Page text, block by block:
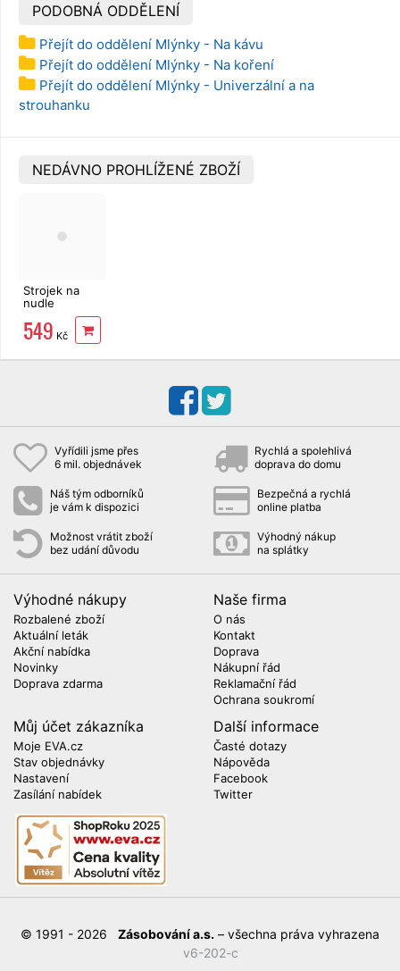
PODOBNÁ ODDĚLENÍ
Přejít do oddělení Mlýnky - Na kávu
Přejít do oddělení Mlýnky - Na koření
Přejít do oddělení Mlýnky - Univerzální a na
strouhanku
NEDÁVNO PROHLÍŽENÉ ZBOŽÍ
Strojek na
nudle
mechanický
549 Kč
Vyřídili jsme přes
6 mil. objednávek
Rychlá a spolehlivá
doprava do domu
Náš tým odborníků
je vám k dispozici
Bezpečná a rychlá
online platba
Možnost vrátit zboží
bez udání důvodu
Výhodný nákup
na splátky
Výhodné nákupy
Rozbalené zboží
Aktuální leták
Akční nabídka
Novinky
Doprava zdarma
Naše firma
O nás
Kontakt
Doprava
Nákupní řád
Reklamační řád
Ochrana soukromí
Můj účet zákazníka
Moje EVA.cz
Stav objednávky
Nastavení
Zasílání nabídek
Další informace
Časté dotazy
Nápověda
Facebook
Twitter
© 1991 - 2026 Zásobování a.s. – všechna práva vyhrazena
v6-202-c